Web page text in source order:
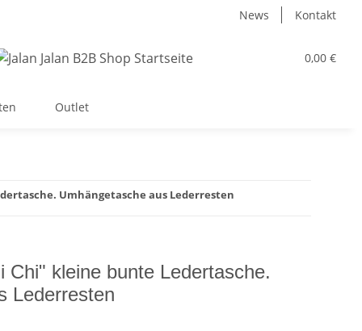
News Kontakt
0,00 €
Outlet
Umhängetasche aus Lederresten
Chi" kleine bunte Ledertasche.
Lederresten